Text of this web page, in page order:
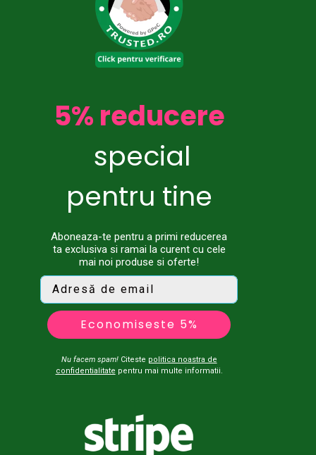
5% reducere
special
pentru tine
Aboneaza-te pentru a primi reducerea
ta exclusiva si ramai la curent cu cele
mai noi produse si oferte!
Economiseste 5%
Nu facem spam!Citeste politica noastra de
confidentialitate pentru mai multe informatii.